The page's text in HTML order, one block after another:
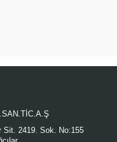
Sit. 2419. Sok. No:155